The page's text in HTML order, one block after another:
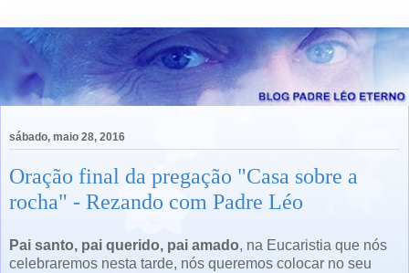
sábado, maio 28, 2016
Oração final da pregação "Casa sobre a
rocha" - Rezando com Padre Léo
Pai santo, pai querido, pai amado, na Eucaristia que nós
celebraremos nesta tarde, nós queremos colocar no seu